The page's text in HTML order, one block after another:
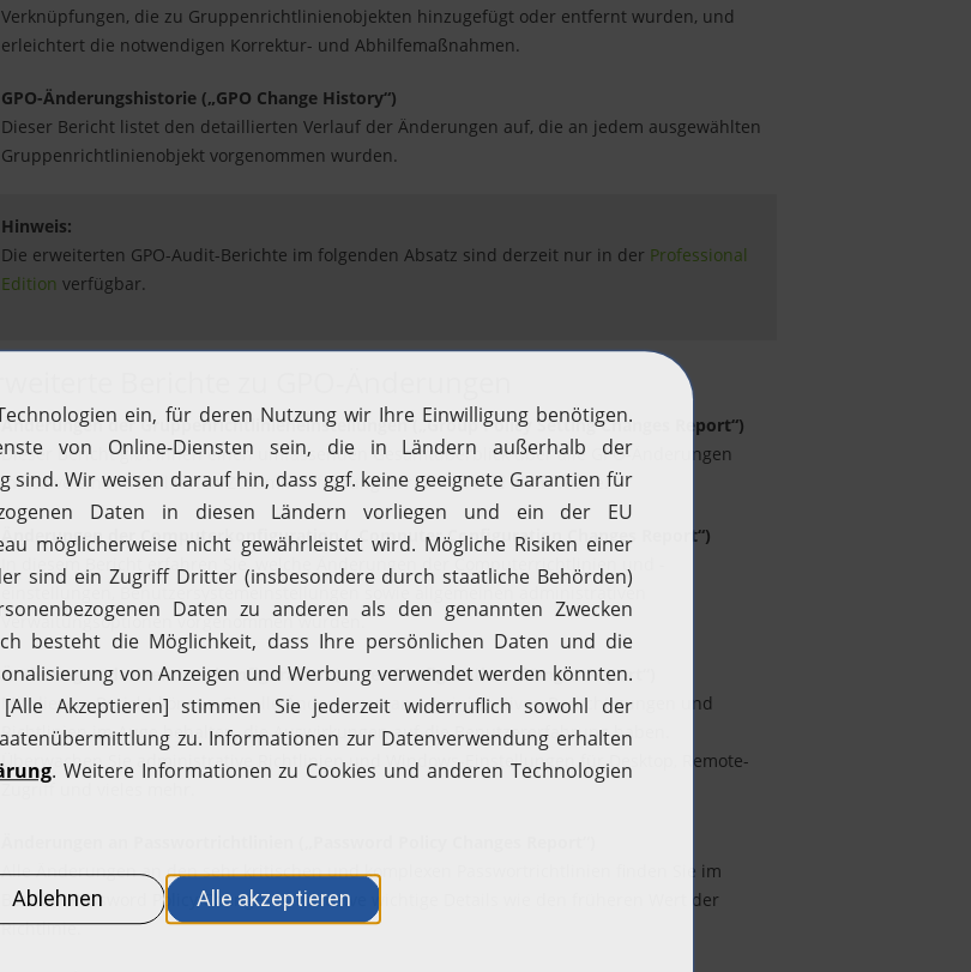
Verknüpfungen, die zu Gruppenrichtlinienobjekten hinzugefügt oder entfernt wurden, und
erleichtert die notwendigen Korrektur- und Abhilfemaßnahmen.
GPO-Änderungshistorie („GPO Change History“)
Dieser Bericht listet den detaillierten Verlauf der Änderungen auf, die an jedem ausgewählten
Gruppenrichtlinienobjekt vorgenommen wurden.
Hinweis:
Die erweiterten GPO-Audit-Berichte im folgenden Absatz sind derzeit nur in der Professional
Edition verfügbar.
Änderungen der Gruppenrichtlinieneinstellungen („Group Policy Setting Changes Report“)
Dieser Bericht gibt Ihnen einen umfassenden Gesamtüberblick über alle GPO-Änderungen
inklusive einer detaillierten Zusammenfassung der neuen und alten Werte.
Änderungen der Computerkonfiguration („Computer Configuration Changes Report“)
In diesem Bericht erfahren Sie, welche Änderungen der Computerrichtlinien und -
einstellungen, Benutzersystemeinstellungen sowie allgemeinen administrativen
Verwaltungsoptionen vorgenommen wurden.
Änderungen der Benutzerkonfiguration („User Configuration Changes Report“)
Mit diesem Bericht können Sie alle Änderungen an administrativen Berechtigungen und
Richtlinien im Auge behalten, die Auswirkungen auf die Benutzererfahrung haben.
Überwachen Sie administrative Richtlinien und Windows-Einstellungen für Desktop, Remote-
Zugriff und vieles mehr.
Alle Änderungen an den sehr kritischen und komplexen Passwortrichtlinien finden Sie im
Bericht „Password Policy Changes“ – inklusive wichtige Details wie den früheren Wert der
Richtlinie.